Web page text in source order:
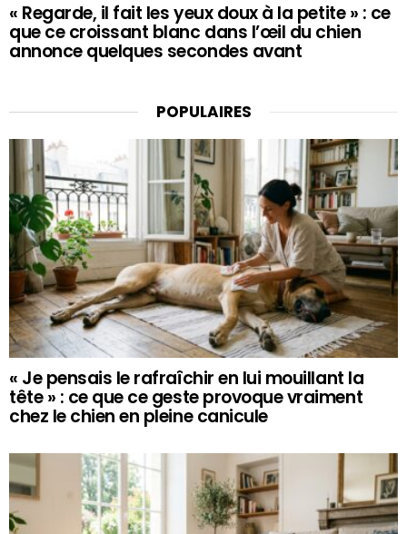
« Regarde, il fait les yeux doux à la petite » : ce
que ce croissant blanc dans l’œil du chien
annonce quelques secondes avant
POPULAIRES
« Je pensais le rafraîchir en lui mouillant la
tête » : ce que ce geste provoque vraiment
chez le chien en pleine canicule